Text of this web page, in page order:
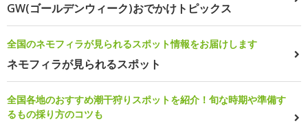
GW(ゴールデンウィーク)おでかけトピックス
全国のネモフィラが見られるスポット情報をお届けします
ネモフィラが見られるスポット
全国各地のおすすめ潮干狩りスポットを紹介！旬な時期や準備す
るもの採り方のコツも